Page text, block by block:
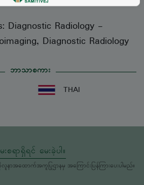
Diagnostic Radiology -
Diagnostic Radiology
ဘာသာစကား
THAI
းစရာရှိရင် မေးခဲ့ပါ။
လူနာအထောက်အကူပြုဌာနမှ အကြောင်းပြန်ကြားပေးပါမည်။